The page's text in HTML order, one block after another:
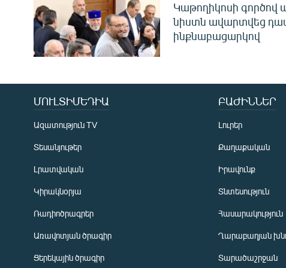
Կաթողիկոսի
նիստն ավարտվեց
ինքնաբացարկով
ՄՈՒԼՏԻՄԵԴԻԱ
Ազատություն TV
Տեսանյութեր
Լրատվական
Կիրակնօրյա
Ռադիոծրագրեր
Առավոտյան ծրագիր
Ցերեկային ծրագիր
ԲԱԺԻՆՆԵՐ
Լուրեր
Քաղաքական
Իրավունք
Տնտեսություն
Հասարակություն
Ղարաբաղյան
Տարածաշրջան